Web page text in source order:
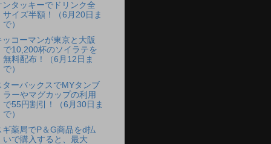
ンタッキーでドリンク全
サイズ半額！（6月20日ま
で）
ッコーマンが東京と大阪
で10,200杯のソイラテを
無料配布！（6月12日ま
で）
ターバックスでMYタンブ
ラーやマグカップの利用
で55円割引！（6月30日ま
で）
ギ薬局でP＆G商品をd払
いで購入すると、最大